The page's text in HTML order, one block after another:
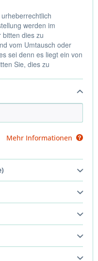
werden im
bitten dies zu
vom Umtausch oder
sei denn es liegt ein von
Sie, dies zu
Mehr Informationen